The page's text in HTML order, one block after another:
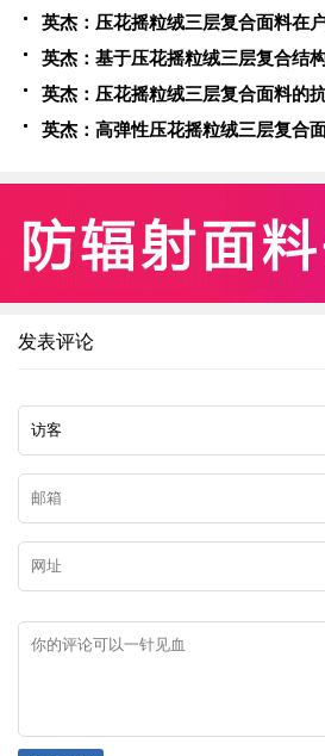
发表评论